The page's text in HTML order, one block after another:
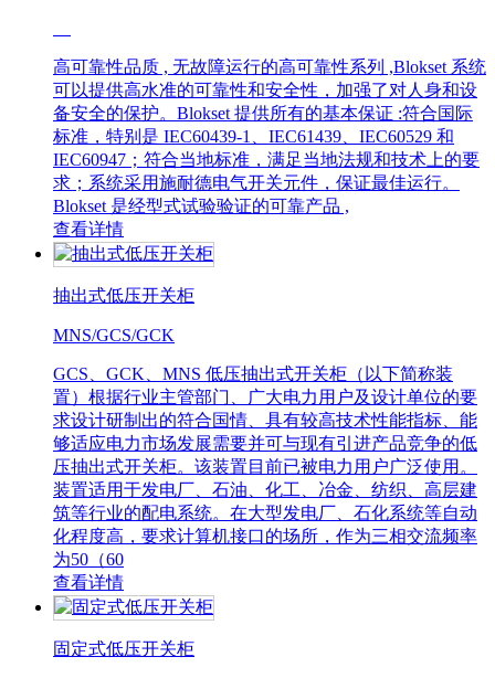
高可靠性品质 , 无故障运行的高可靠性系列 ,Blokset 系统
可以提供高水准的可靠性和安全性，加强了对人身和设
备安全的保护。Blokset 提供所有的基本保证 :符合国际
标准，特别是 IEC60439-1、IEC61439、IEC60529 和
IEC60947；符合当地标准，满足当地法规和技术上的要
求；系统采用施耐德电气开关元件，保证最佳运行。
Blokset 是经型式试验验证的可靠产品 ,
查看详情
抽出式低压开关柜
MNS/GCS/GCK
GCS、GCK、MNS 低压抽出式开关柜（以下简称装
置）根据行业主管部门、广大电力用户及设计单位的要
求设计研制出的符合国情、具有较高技术性能指标、能
够适应电力市场发展需要并可与现有引进产品竞争的低
压抽出式开关柜。该装置目前已被电力用户广泛使用。
装置适用于发电厂、石油、化工、冶金、纺织、高层建
筑等行业的配电系统。在大型发电厂、石化系统等自动
化程度高，要求计算机接口的场所，作为三相交流频率
为50（60
查看详情
固定式低压开关柜